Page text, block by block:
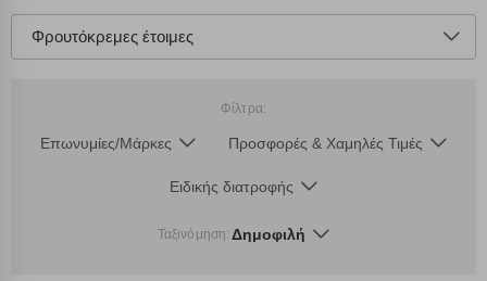
Φρουτόκρεμες έτοιμες
Φίλτρα:
Επωνυμίες/Μάρκες Προσφορές & Χαμηλές Τιμές
Ειδικής διατροφής
Ταξινόμηση: Δημοφιλή